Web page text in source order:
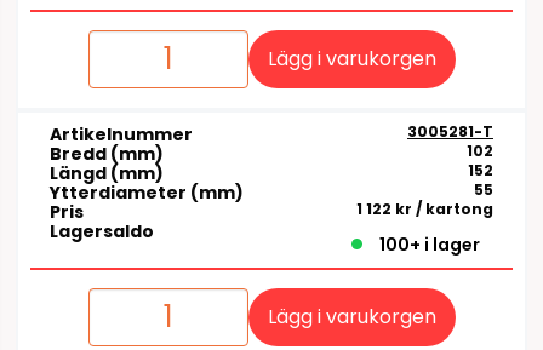
Lägg i varukorgen
Artikelnummer 3005281-T
Bredd (mm) 102
Längd (mm) 152
Ytterdiameter (mm) 55
Pris 1 122 kr / kartong
Lagersaldo
100+ i lager
Lägg i varukorgen